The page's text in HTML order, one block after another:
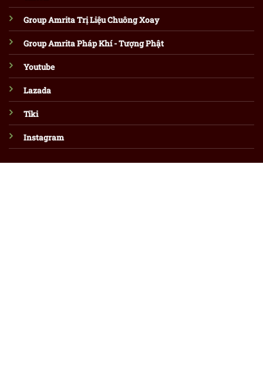
Group Amrita Trị Liệu Chuông Xoay
Group Amrita Pháp Khí - Tượng Phật
Youtube
Lazada
Tiki
Instagram